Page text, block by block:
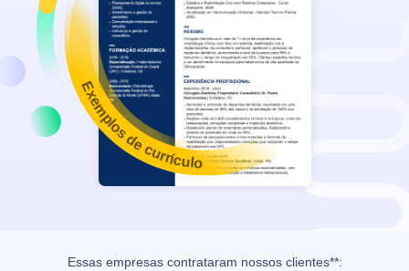
Exemplos de currículo
Essas empresas contrataram nossos clientes**: